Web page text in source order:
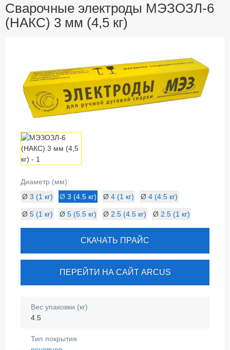
Сварочные электроды МЭЗОЗЛ-6
(НАКС) 3 мм (4,5 кг)
Диаметр (мм):
Ø 3 (1 кг) Ø 3 (4.5 кг) Ø 4 (1 кг) Ø 4 (4.5 кг)
Ø 5 (1 кг) Ø 5 (5.5 кг) Ø 2.5 (4.5 кг) Ø 2.5 (1 кг)
СКАЧАТЬ ПРАЙС
ПЕРЕЙТИ НА САЙТ ARCUS
Вес упаковки (кг)
4.5
Тип покрытия